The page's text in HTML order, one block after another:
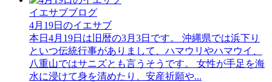
イエサブブログ
4月19日のイエサブ
本日4月19日は旧暦の3月3日です。 沖縄県では浜下り
といつ伝統行事がありまして、ハマウリやハマウイ、
八重山ではサニズとも言うそうです。 女性が手足を海
水に浸けて身を清めたり、安産祈願や...